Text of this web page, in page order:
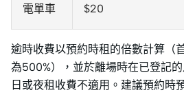
電單車 $20
逾時收費以預約時租的倍數計算（
為500%），並於離場時在已登記
日或夜租收費不適用。建議預約時